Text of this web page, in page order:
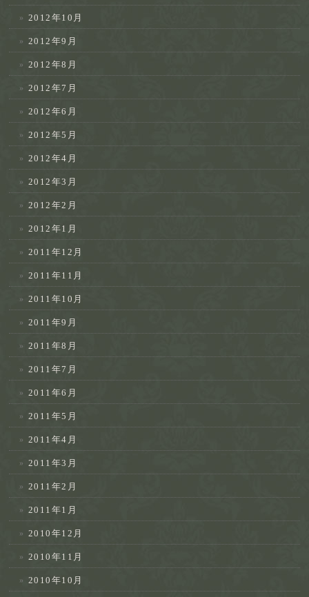
2012年10月
2012年9月
2012年8月
2012年7月
2012年6月
2012年5月
2012年4月
2012年3月
2012年2月
2012年1月
2011年12月
2011年11月
2011年10月
2011年9月
2011年8月
2011年7月
2011年6月
2011年5月
2011年4月
2011年3月
2011年2月
2011年1月
2010年12月
2010年11月
2010年10月